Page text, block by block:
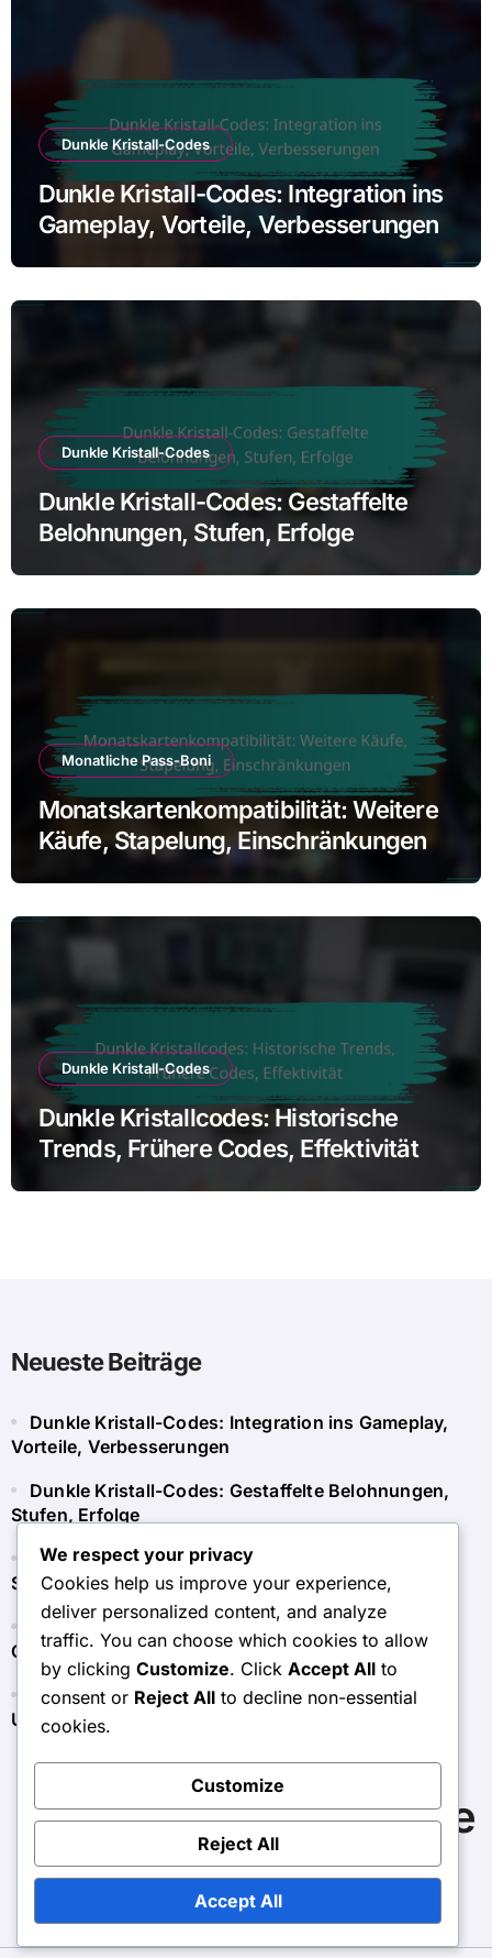
Dunkle Kristall-Codes
Dunkle Kristall-Codes: Integration ins
Gameplay, Vorteile, Verbesserungen
Dunkle Kristall-Codes
Dunkle Kristall-Codes: Gestaffelte
Belohnungen, Stufen, Erfolge
Monatliche Pass-Boni
Monatskartenkompatibilität: Weitere
Käufe, Stapelung, Einschränkungen
Dunkle Kristall-Codes
Dunkle Kristallcodes: Historische
Trends, Frühere Codes, Effektivität
Neueste Beiträge
Dunkle Kristall-Codes: Integration ins Gameplay,
Vorteile, Verbesserungen
Dunkle Kristall-Codes: Gestaffelte Belohnungen,
Stufen, Erfolge
Monatskartenkompatibilität: Weitere Käufe,
Stapelung, Einschränkungen
Dunkle Kristallcodes: Historische Trends, Frühere
Codes, Effektivität
Monatliche Pass häufige Probleme: Fehlersuche,
Unterstützung
wettenberg-online.de
We respect your privacy
Cookies help us improve your experience,
deliver personalized content, and analyze
traffic. You can choose which cookies to allow
by clicking Customize. Click Accept All to
consent or Reject All to decline non-essential
cookies.
Customize
Reject All
Accept All